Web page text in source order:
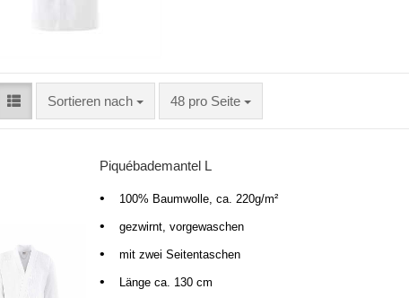
Sortieren nach 48 pro Seite
Piquébademantel L
• 100% Baumwolle, ca. 220g/m²
• gezwirnt, vorgewaschen
• mit zwei Seitentaschen
• Länge ca. 130 cm